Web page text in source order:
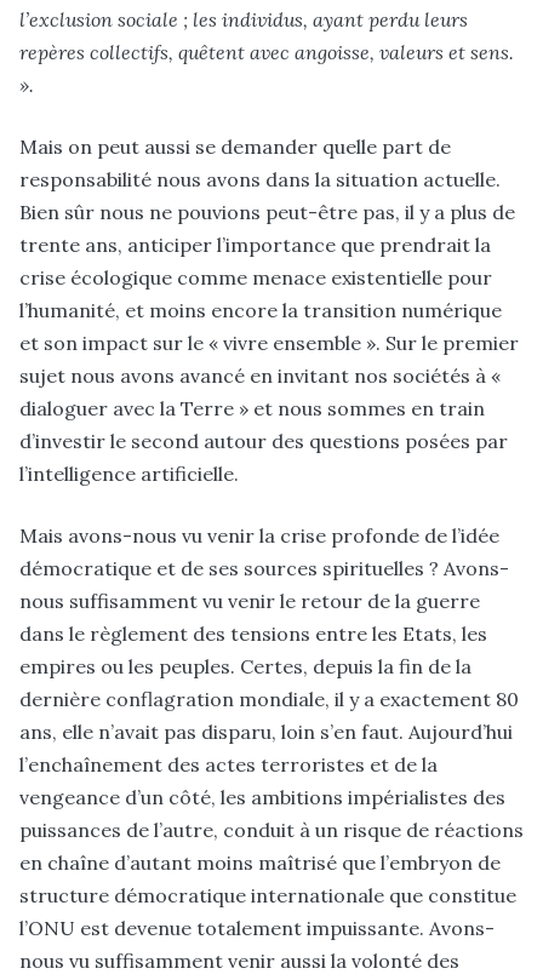
l’exclusion sociale ; les individus, ayant perdu leurs
repères collectifs, quêtent avec angoisse, valeurs et sens.
».
Mais on peut aussi se demander quelle part de
responsabilité nous avons dans la situation actuelle.
Bien sûr nous ne pouvions peut-être pas, il y a plus de
trente ans, anticiper l’importance que prendrait la
crise écologique comme menace existentielle pour
l’humanité, et moins encore la transition numérique
et son impact sur le « vivre ensemble ». Sur le premier
sujet nous avons avancé en invitant nos sociétés à «
dialoguer avec la Terre » et nous sommes en train
d’investir le second autour des questions posées par
l’intelligence artificielle.
Mais avons-nous vu venir la crise profonde de l’idée
démocratique et de ses sources spirituelles ? Avons-
nous suffisamment vu venir le retour de la guerre
dans le règlement des tensions entre les Etats, les
empires ou les peuples. Certes, depuis la fin de la
dernière conflagration mondiale, il y a exactement 80
ans, elle n’avait pas disparu, loin s’en faut. Aujourd’hui
l’enchaînement des actes terroristes et de la
vengeance d’un côté, les ambitions impérialistes des
puissances de l’autre, conduit à un risque de réactions
en chaîne d’autant moins maîtrisé que l’embryon de
structure démocratique internationale que constitue
l’ONU est devenue totalement impuissante. Avons-
nous vu suffisamment venir aussi la volonté des